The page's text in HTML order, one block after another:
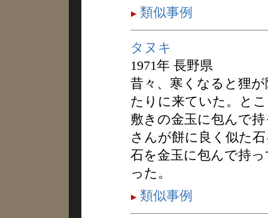
類似事例
タヌキ
1971年 長野県
昔々、寒くなると狸
たりに来ていた。と
敷きの金玉に包んで
さんが餅に良く似た
石を金玉に包んで持
った。
類似事例